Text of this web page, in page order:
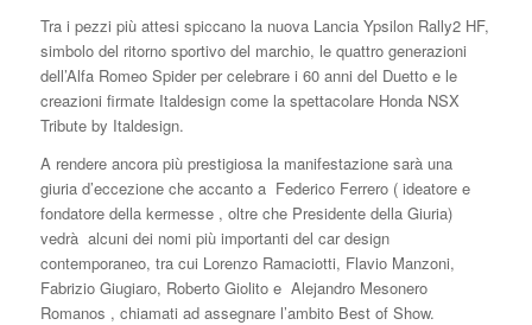
Tra i pezzi più attesi spiccano la nuova Lancia Ypsilon Rally2 HF,
simbolo del ritorno sportivo del marchio, le quattro generazioni
dell’Alfa Romeo Spider per celebrare i 60 anni del Duetto e le
creazioni firmate Italdesign come la spettacolare Honda NSX
Tribute by Italdesign.
A rendere ancora più prestigiosa la manifestazione sarà una
giuria d’eccezione che accanto a Federico Ferrero ( ideatore e
fondatore della kermesse , oltre che Presidente della Giuria)
vedrà alcuni dei nomi più importanti del car design
contemporaneo, tra cui Lorenzo Ramaciotti, Flavio Manzoni,
Fabrizio Giugiaro, Roberto Giolito e Alejandro Mesonero
Romanos , chiamati ad assegnare l’ambito Best of Show.